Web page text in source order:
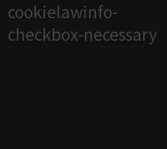
cookielawinfo-
checkbox-necessary